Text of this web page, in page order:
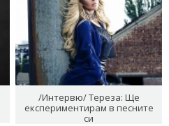
/Интервю/ Тереза: Ще
експериментирам в песните
си